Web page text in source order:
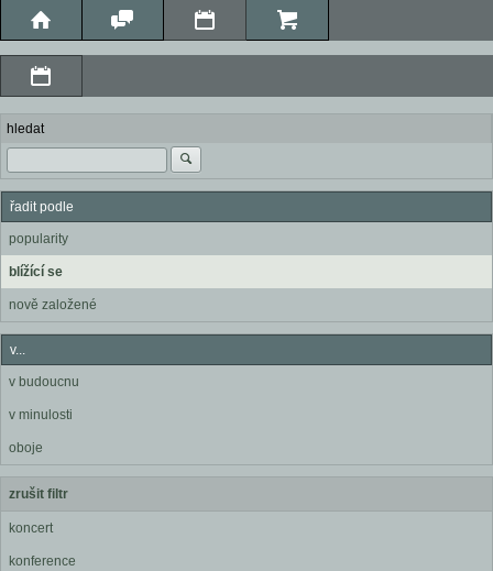
hledat
řadit podle
popularity
blížící se
nově založené
v...
v budoucnu
v minulosti
oboje
zrušit filtr
koncert
konference